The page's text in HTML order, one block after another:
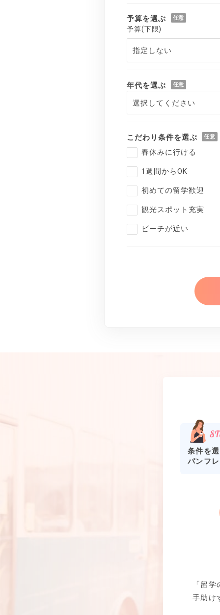
予算を選ぶ
予算(下限)
年代を選ぶ
こだわり条件を選ぶ
春休みに行ける
1週間からOK
初めての留学歓迎
観光スポット充実
ビーチが近い
条件を
パンフ
「留
手助け